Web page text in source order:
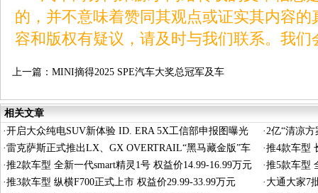
的，并不意味着赞同其观点或证实其内容
容和版权有疑议，请及时与我们联系。我
上一篇： MINI摘得2025 SPE汽车大奖总冠军及车
相关文章
·开启大众纯电SUV新体验 ID. ERA 5X工信部申报图曝光 ·2亿“清凉
·雷克萨斯正式推出LX、GX OVERTRAIL“黑马藏金版”车
型
·推4款车型
·推2款车型 全新一代smart精灵1号 权益价14.99-16.99万元 ·推5款车型
·推3款车型 纵横F700正式上市 权益价29.99-33.99万元 · 大通大家7